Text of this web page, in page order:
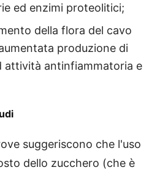
ed enzimi proteolitici;
della flora del cavo
produzione di
attività antinfiammatoria e
suggeriscono che l'uso
dello zucchero (che è